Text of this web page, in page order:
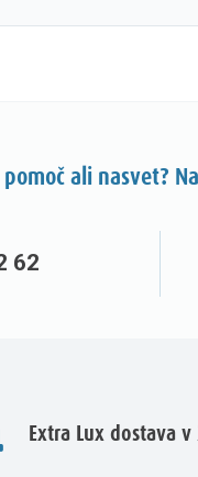
ali nasvet?
62
Extra Lux dostava